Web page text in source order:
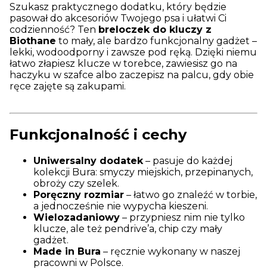
Szukasz praktycznego dodatku, który będzie
pasował do akcesoriów Twojego psa i ułatwi Ci
codzienność? Ten breloczek do kluczy z
Biothane to mały, ale bardzo funkcjonalny gadżet –
lekki, wodoodporny i zawsze pod ręką. Dzięki niemu
łatwo złapiesz klucze w torebce, zawiesisz go na
haczyku w szafce albo zaczepisz na palcu, gdy obie
ręce zajęte są zakupami.
Funkcjonalność i cechy
Uniwersalny dodatek – pasuje do każdej
kolekcji Bura: smyczy miejskich, przepinanych,
obroży czy szelek.
Poręczny rozmiar – łatwo go znaleźć w torbie,
a jednocześnie nie wypycha kieszeni.
Wielozadaniowy – przypniesz nim nie tylko
klucze, ale też pendrive’a, chip czy mały
gadżet.
Made in Bura – ręcznie wykonany w naszej
pracowni w Polsce.